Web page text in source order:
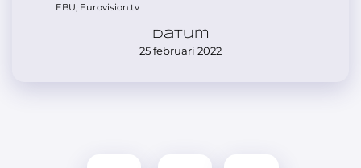
EBU, Eurovision.tv
Datum
25 februari 2022